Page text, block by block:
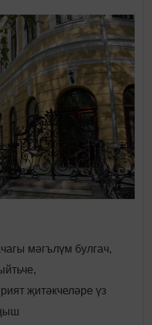
мәгълүм булгач,
җитәкчеләре үз